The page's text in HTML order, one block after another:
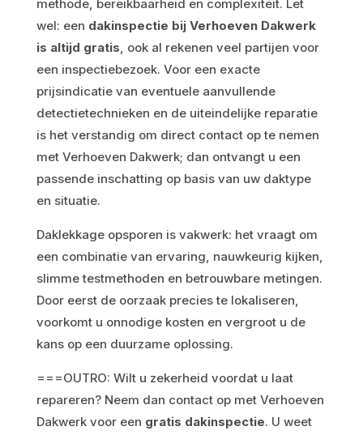
methode, bereikbaarheid en complexiteit. Let
wel: een dakinspectie bij Verhoeven Dakwerk
is altijd gratis, ook al rekenen veel partijen voor
een inspectiebezoek. Voor een exacte
prijsindicatie van eventuele aanvullende
detectietechnieken en de uiteindelijke reparatie
is het verstandig om direct contact op te nemen
met Verhoeven Dakwerk; dan ontvangt u een
passende inschatting op basis van uw daktype
en situatie.
Daklekkage opsporen is vakwerk: het vraagt om
een combinatie van ervaring, nauwkeurig kijken,
slimme testmethoden en betrouwbare metingen.
Door eerst de oorzaak precies te lokaliseren,
voorkomt u onnodige kosten en vergroot u de
kans op een duurzame oplossing.
===OUTRO: Wilt u zekerheid voordat u laat
repareren? Neem dan contact op met Verhoeven
Dakwerk voor een gratis dakinspectie. U weet